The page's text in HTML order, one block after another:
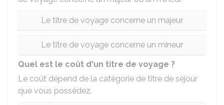
Le titre de voyage concerne un majeur
Le titre de voyage concerne un mineur
Quel est le coût d'un titre de voyage ?
Le coût dépend de la catégorie de titre de séjour
que vous possédez.